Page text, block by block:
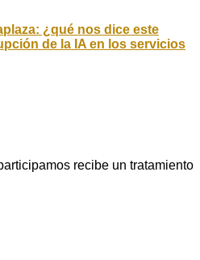
¿qué nos dice este
de la IA en los servicios
recibe un tratamiento